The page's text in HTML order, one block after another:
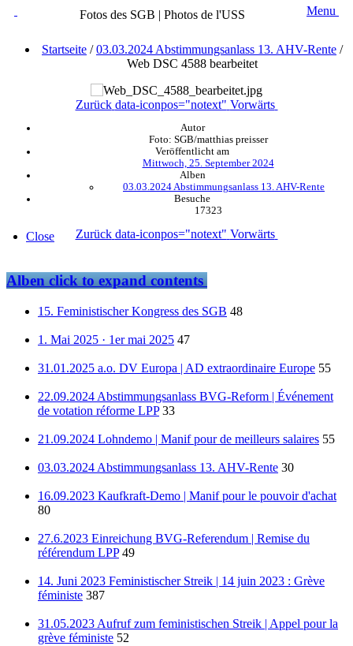
Fotos des SGB | Photos de l'USS Menu
Startseite /03.03.2024 Abstimmungsanlass 13. AHV-Rente /
Web DSC 4588 bearbeitet
Zurück data-iconpos="notext" Vorwärts
Autor
Foto: SGB/matthias preisser
Veröffentlicht am
Mittwoch, 25. September 2024
Alben
03.03.2024 Abstimmungsanlass 13. AHV-Rente
Besuche
17323
Zurück data-iconpos="notext" Vorwärts
Close
Albenclick to expand contents
15. Feministischer Kongress des SGB 48
1. Mai 2025 · 1er mai 2025 47
31.01.2025 a.o. DV Europa | AD extraordinaire Europe 55
22.09.2024 Abstimmungsanlass BVG-Reform | Événement
de votation réforme LPP 33
21.09.2024 Lohndemo | Manif pour de meilleurs salaires 55
03.03.2024 Abstimmungsanlass 13. AHV-Rente 30
16.09.2023 Kaufkraft-Demo | Manif pour le pouvoir d'achat
80
27.6.2023 Einreichung BVG-Referendum | Remise du
référendum LPP 49
14. Juni 2023 Feministischer Streik | 14 juin 2023 : Grève
féministe 387
31.05.2023 Aufruf zum feministischen Streik | Appel pour la
grève féministe 52